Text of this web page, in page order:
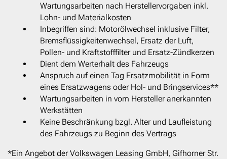
Wartungsarbeiten nach Herstellervorgaben inkl.
Lohn- und Materialkosten
Inbegriffen sind: Motorölwechsel inklusive Filter,
Bremsflüssigkeitenwechsel, Ersatz der Luft,
Pollen- und Kraftstofffilter und Ersatz-Zündkerzen
Dient dem Werterhalt des Fahrzeugs
Anspruch auf einen Tag Ersatzmobilität in Form
eines Ersatzwagens oder Hol- und Bringservices**
Wartungsarbeiten in vom Hersteller anerkannten
Werkstätten
Keine Beschränkung bzgl. Alter und Laufleistung
des Fahrzeugs zu Beginn des Vertrags
*Ein Angebot der Volkswagen Leasing GmbH, Gifhorner Str.